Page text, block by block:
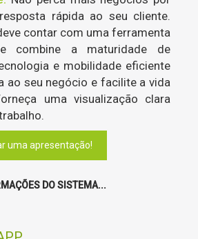
rápida ao seu cliente.
contar com uma ferramenta
combine a maturidade de
e mobilidade eficiente
ao seu negócio e facilite a vida
uma visualização clara
uma apresentação!
DO SISTEMA...